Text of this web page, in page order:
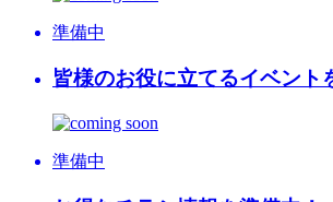
準備中
皆様のお役に立てるイベント
準備中